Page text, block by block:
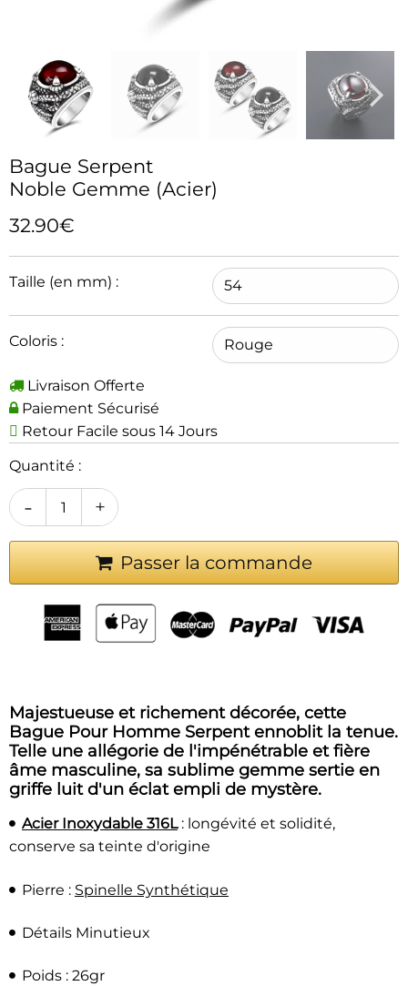
Bague Serpent
Noble Gemme (Acier)
32.90€
Taille (en mm) :
Coloris :
Livraison Offerte
Paiement Sécurisé
Retour Facile sous 14 Jours
Quantité :
+
-
Passer la commande
Majestueuse et richement décorée, cette
Bague Pour Homme Serpent ennoblit la tenue.
Telle une allégorie de l'impénétrable et fière
âme masculine, sa sublime gemme sertie en
griffe luit d'un éclat empli de mystère.
Acier Inoxydable 316L: longévité et solidité,
conserve sa teinte d'origine
Pierre : Spinelle Synthétique
Détails Minutieux
Poids : 26gr